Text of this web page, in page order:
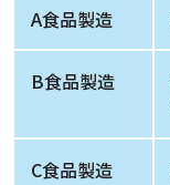
A食品製造
B食品製造
C食品製造